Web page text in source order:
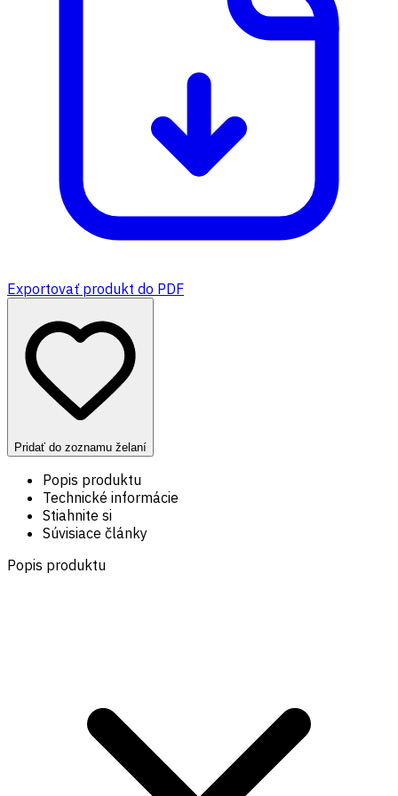
Exportovať produkt do PDF
Pridať do zoznamu želaní
Popis produktu
Technické informácie
Stiahnite si
Súvisiace články
Popis produktu